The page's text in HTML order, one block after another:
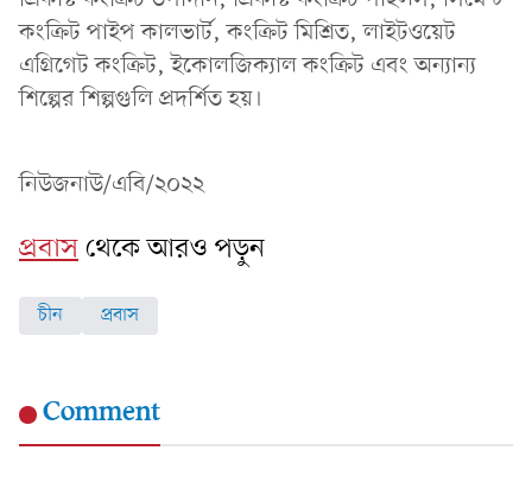
কংক্রিট পাইপ কালভার্ট, কংক্রিট মিশ্রিত, লাইটওয়েট
এগ্রিগেট কংক্রিট, ইকোলজিক্যাল কংক্রিট এবং অন্যান্য
শিল্পের শিল্পগুলি প্রদর্শিত হয়।
নিউজনাউ/এবি/২০২২
প্রবাসথেকে আরও পড়ুন
চীন প্রবাস
Comment